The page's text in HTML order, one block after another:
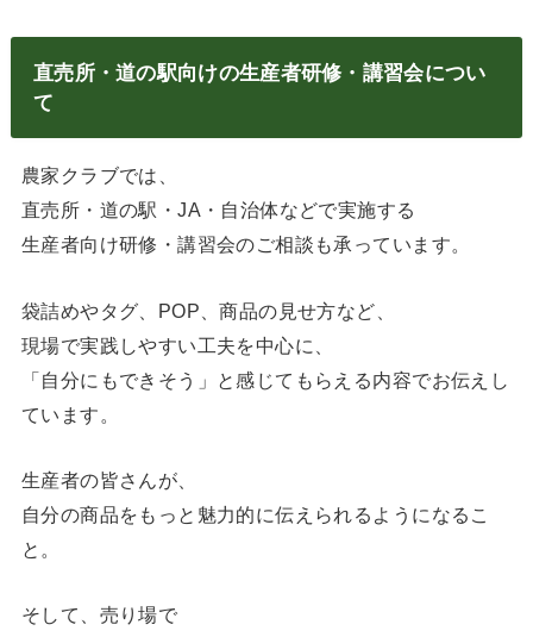
直売所・道の駅向けの生産者研修・講習会につい
て
農家クラブでは、
直売所・道の駅・JA・自治体などで実施する
生産者向け研修・講習会のご相談も承っています。
袋詰めやタグ、POP、商品の見せ方など、
現場で実践しやすい工夫を中心に、
「自分にもできそう」と感じてもらえる内容でお伝えし
ています。
生産者の皆さんが、
自分の商品をもっと魅力的に伝えられるようになるこ
と。
そして、売り場で